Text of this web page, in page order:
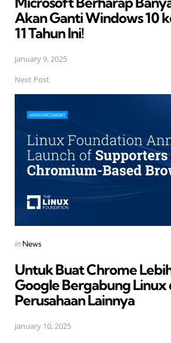
Akan Ganti Windows 10
11 Tahun Ini!
January 9, 2025
Next Post
Posted
in News
Untuk Buat Chrome
Google Bergabung Linux
Perusahaan Lainnya
January 10, 2025